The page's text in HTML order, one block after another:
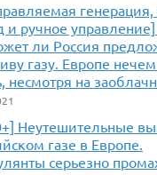
и ручное
ли Россия
газу. Европе
несмотря на
Неутешительные
газе в Европе.
серьезно